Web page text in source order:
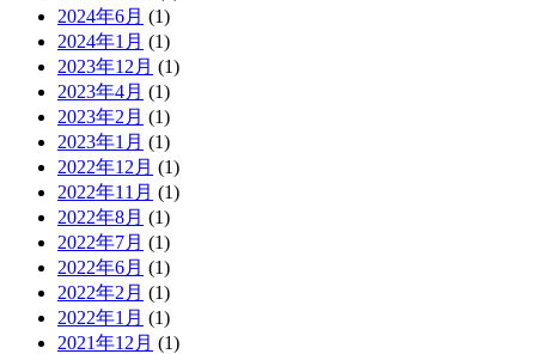
2024年6月 (1)
2024年1月 (1)
2023年12月 (1)
2023年4月 (1)
2023年2月 (1)
2023年1月 (1)
2022年12月 (1)
2022年11月 (1)
2022年8月 (1)
2022年7月 (1)
2022年6月 (1)
2022年2月 (1)
2022年1月 (1)
2021年12月 (1)